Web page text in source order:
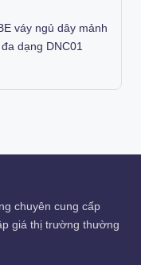
váy ngủ dây mảnh
dạng DNC01
chuyên cung cấp
giá thị trường thường